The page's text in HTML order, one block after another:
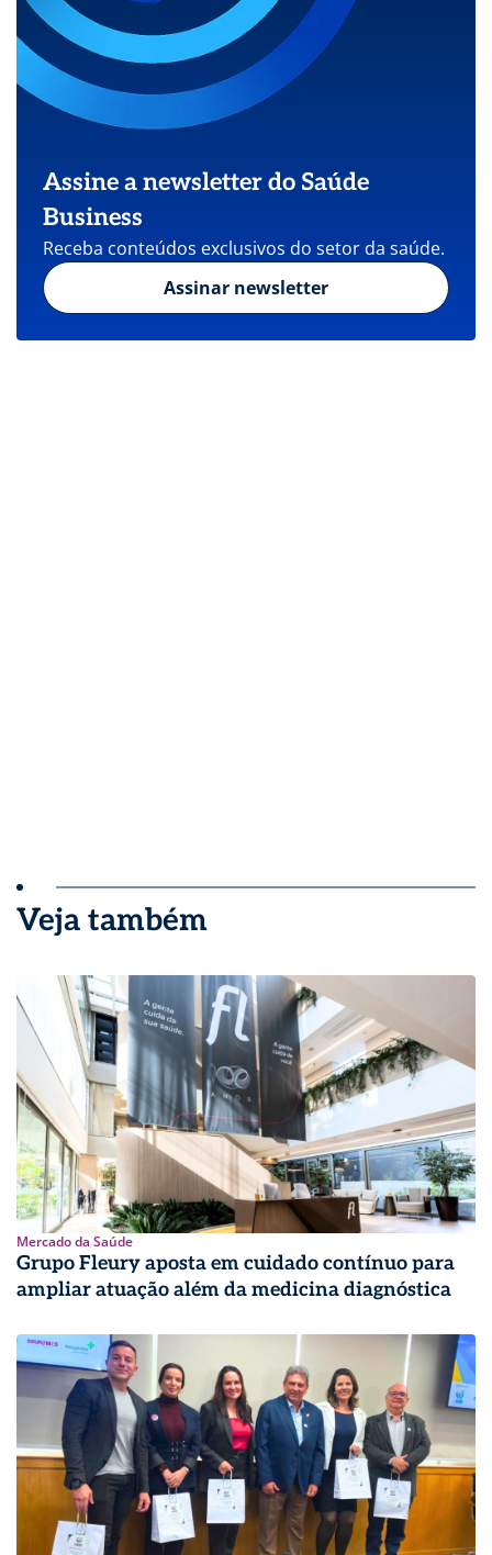
Assine a newsletter do Saúde
Business
Receba conteúdos exclusivos do setor da saúde.
Assinar newsletter
Veja também
Mercado da Saúde
Grupo Fleury aposta em cuidado contínuo para
ampliar atuação além da medicina diagnóstica